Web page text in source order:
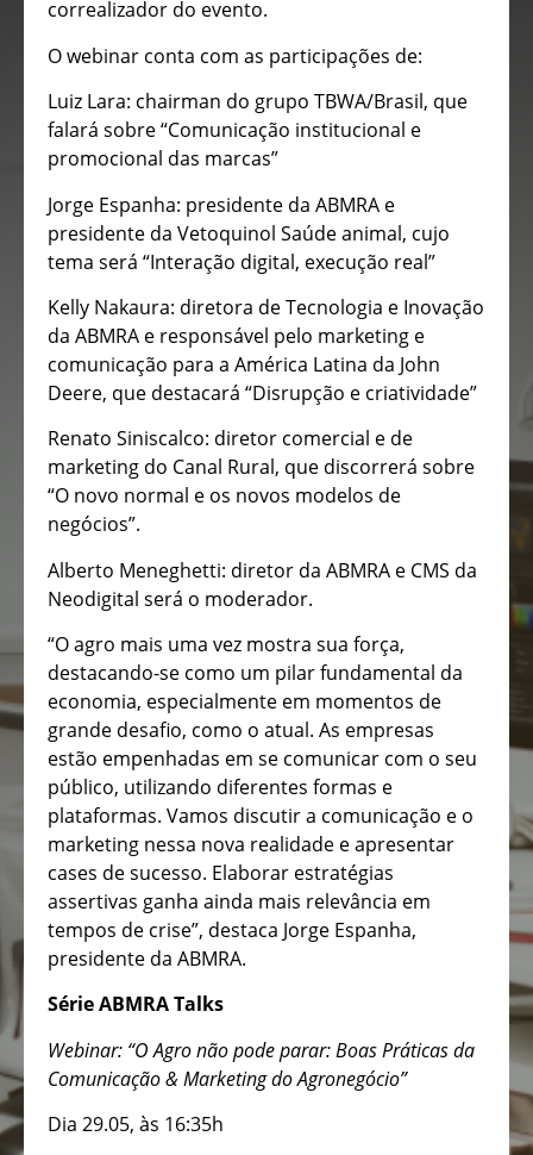
correalizador do evento.
O webinar conta com as participações de:
Luiz Lara: chairman do grupo TBWA/Brasil, que
falará sobre “Comunicação institucional e
promocional das marcas”
Jorge Espanha: presidente da ABMRA e
presidente da Vetoquinol Saúde animal, cujo
tema será “Interação digital, execução real”
Kelly Nakaura: diretora de Tecnologia e Inovação
da ABMRA e responsável pelo marketing e
comunicação para a América Latina da John
Deere, que destacará “Disrupção e criatividade”
Renato Siniscalco: diretor comercial e de
marketing do Canal Rural, que discorrerá sobre
“O novo normal e os novos modelos de
negócios”.
Alberto Meneghetti: diretor da ABMRA e CMS da
Neodigital será o moderador.
“O agro mais uma vez mostra sua força,
destacando-se como um pilar fundamental da
economia, especialmente em momentos de
grande desafio, como o atual. As empresas
estão empenhadas em se comunicar com o seu
público, utilizando diferentes formas e
plataformas. Vamos discutir a comunicação e o
marketing nessa nova realidade e apresentar
cases de sucesso. Elaborar estratégias
assertivas ganha ainda mais relevância em
tempos de crise”, destaca Jorge Espanha,
presidente da ABMRA.
Série ABMRA Talks
Webinar: “O Agro não pode parar: Boas Práticas da
Comunicação & Marketing do Agronegócio”
Dia 29.05, às 16:35h